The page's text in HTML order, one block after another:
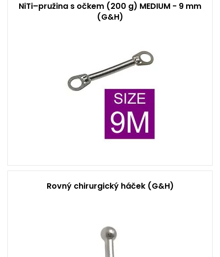
NiTi–pružina s očkem (200 g) MEDIUM - 9 mm
(G&H)
Rovný chirurgický háček (G&H)